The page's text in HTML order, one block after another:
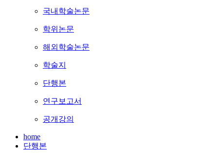
국내학술논문
학위논문
해외학술논문
학술지
단행본
연구보고서
공개강의
home
단행본